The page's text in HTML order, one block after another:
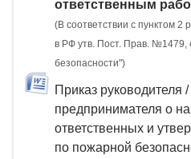
ответственным
(В соответствии с пунктом
в РФ утв. Пост. Прав.
безопасности")
Приказ руководителя
предпринимателя о
ответственных и
по пожарной